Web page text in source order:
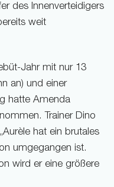
des Innenverteidigers
weit
Jahr mit nur 13
an) und einer
hatte Amenda
Trainer Dino
hat ein brutales
umgegangen ist.
wird er eine größere